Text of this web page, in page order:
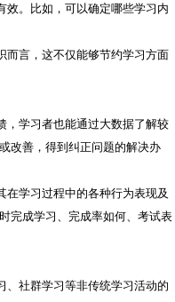
效。比如，可以确定哪些学习内
而言，这不仅能够节约学习方面
，学习者也能通过大数据了解较
改善，得到纠正问题的解决办
在学习过程中的各种行为表现及
完成学习、完成率如何、考试表
、社群学习等非传统学习活动的